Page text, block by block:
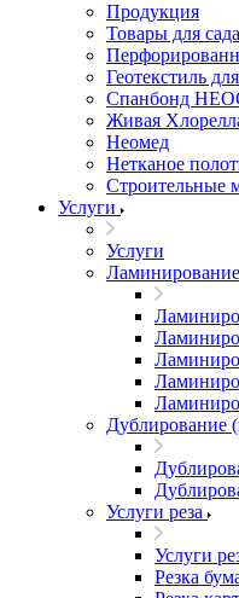
Продукция
Товары для сада
Геотекстиль
Спанбонд
Живая
Нeомед
Нетканое
Строительные
Услуги
Услуги
Ламинирование
Дублирование
Услуги реза
Услуги
Резка